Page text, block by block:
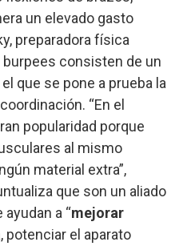
un elevado gasto
preparadora física
consisten de un
que se pone a prueba la
“En el
popularidad porque
al mismo
material extra”,
que son un aliado
ayudan a “mejorar
, potenciar el aparato